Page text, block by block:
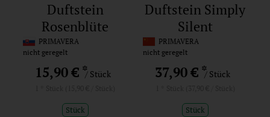
Duftstein
Rosenblüte
PRIMAVERA
nicht geregelt
15,90 €*/ Stück
Stück
Duftstein Simply
Silent
PRIMAVERA
nicht geregelt
37,90 € */ Stück
Stück